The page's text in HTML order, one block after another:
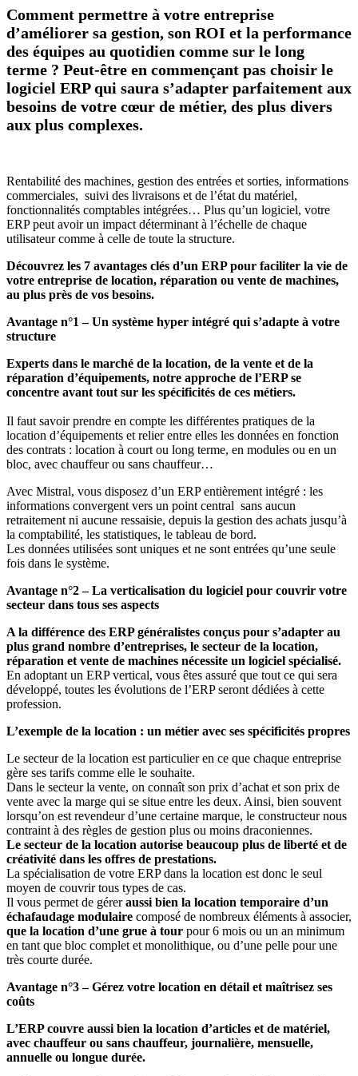
Comment permettre à votre entreprise
d’améliorer sa gestion, son ROI et la performance
des équipes au quotidien comme sur le long
terme ? Peut-être en commençant pas choisir le
logiciel ERP qui saura s’adapter parfaitement aux
besoins de votre cœur de métier, des plus divers
aux plus complexes.
Rentabilité des machines, gestion des entrées et sorties, informations
commerciales, suivi des livraisons et de l’état du matériel,
fonctionnalités comptables intégrées… Plus qu’un logiciel, votre
ERP peut avoir un impact déterminant à l’échelle de chaque
utilisateur comme à celle de toute la structure.
Découvrez les 7 avantages clés d’un ERP pour faciliter la vie de
votre entreprise de location, réparation ou vente de machines,
au plus près de vos besoins.
Avantage n°1 – Un système hyper intégré qui s’adapte à votre
structure
Experts dans le marché de la location, de la vente et de la
réparation d’équipements, notre approche de l’ERP se
concentre avant tout sur les spécificités de ces métiers.
Il faut savoir prendre en compte les différentes pratiques de la
location d’équipements et relier entre elles les données en fonction
des contrats : location à court ou long terme, en modules ou en un
bloc, avec chauffeur ou sans chauffeur…
Avec Mistral, vous disposez d’un ERP entièrement intégré : les
informations convergent vers un point central sans aucun
retraitement ni aucune ressaisie, depuis la gestion des achats jusqu’à
la comptabilité, les statistiques, le tableau de bord.
Les données utilisées sont uniques et ne sont entrées qu’une seule
fois dans le système.
Avantage n°2 – La verticalisation du logiciel pour couvrir votre
secteur dans tous ses aspects
A la différence des ERP généralistes conçus pour s’adapter au
plus grand nombre d’entreprises, le secteur de la location,
réparation et vente de machines nécessite un logiciel spécialisé.
En adoptant un ERP vertical, vous êtes assuré que tout ce qui sera
développé, toutes les évolutions de l’ERP seront dédiées à cette
profession.
L’exemple de la location : un métier avec ses spécificités propres
Le secteur de la location est particulier en ce que chaque entreprise
gère ses tarifs comme elle le souhaite.
Dans le secteur la vente, on connaît son prix d’achat et son prix de
vente avec la marge qui se situe entre les deux. Ainsi, bien souvent
lorsqu’on est revendeur d’une certaine marque, le constructeur nous
contraint à des règles de gestion plus ou moins draconiennes.
Le secteur de la location autorise beaucoup plus de liberté et de
créativité dans les offres de prestations.
La spécialisation de votre ERP dans la location est donc le seul
moyen de couvrir tous types de cas.
Il vous permet de géreraussi bien la location temporaire d’un
échafaudage modulaire composé de nombreux éléments à associer,
que la location d’une grue à tour pour 6 mois ou un an minimum
en tant que bloc complet et monolithique, ou d’une pelle pour une
très courte durée.
Avantage n°3 – Gérez votre location en détail et maîtrisez ses
coûts
L’ERP couvre aussi bien la location d’articles et de matériel,
avec chauffeur ou sans chauffeur, journalière, mensuelle,
annuelle ou longue durée.